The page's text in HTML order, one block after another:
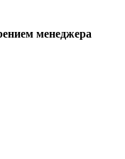
менеджера